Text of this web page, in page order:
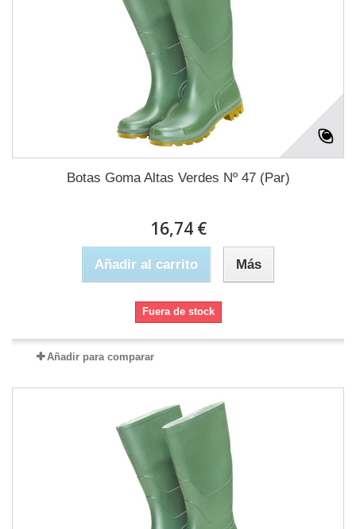
Botas Goma Altas Verdes Nº 47 (Par)
16,74 €
Añadir al carrito Más
Fuera de stock
Añadir para comparar